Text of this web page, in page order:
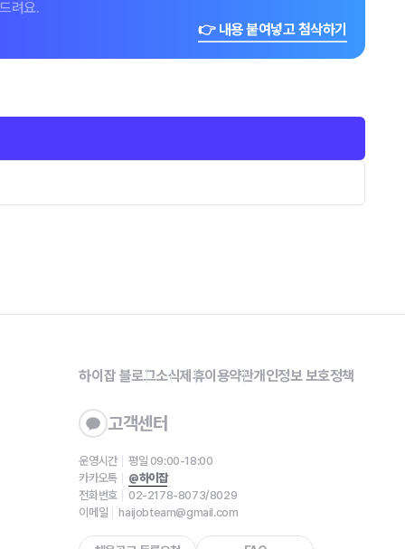
려요.
👉 내용 붙여넣고 첨삭하기
하이잡 블로그소식제휴이용약관개인정보 보호정책
고객센터
운영시간
평일 09:00-18:00
카카오톡
@하이잡
전화번호
02-2178-8073/8029
이메일
haijobteam@gmail.com